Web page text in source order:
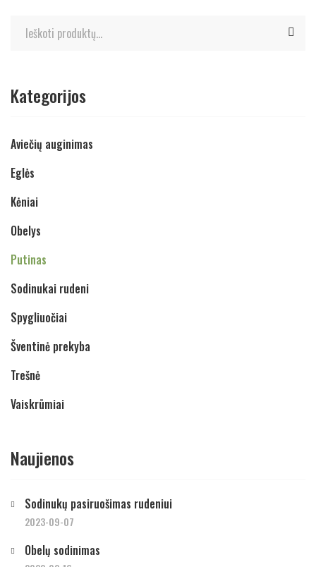
Kategorijos
Aviečių auginimas
Eglės
Kėniai
Obelys
Putinas
Sodinukai rudeni
Spygliuočiai
Šventinė prekyba
Trešnė
Vaiskrūmiai
Naujienos
Sodinukų pasiruošimas rudeniui
2023-09-07
Obelų sodinimas